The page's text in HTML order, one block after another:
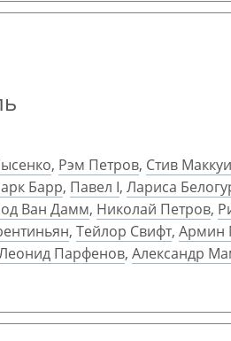
, Рэм Петров, Стив
Барр, Павел I, Лариса
Ван Дамм, Николай Петров,
, Тейлор Свифт, Армин
Парфенов, Александр